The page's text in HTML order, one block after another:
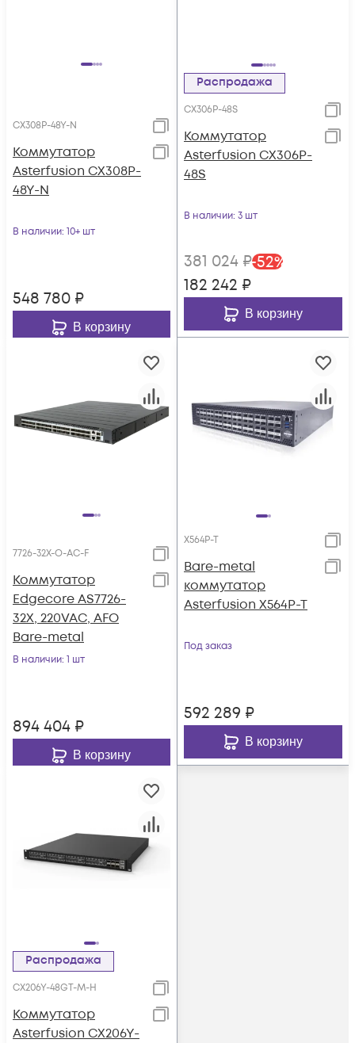
CX308P-48Y-N
Коммутатор
Asterfusion CX308P-
48Y-N
В наличии: 10+ шт
548 780 ₽
В корзину
Распродажа
CX306P-48S
Коммутатор
Asterfusion CX306P-
48S
В наличии: 3 шт
381 024 ₽-52%
182 242 ₽
В корзину
7726-32X-O-AC-F
Коммутатор
Edgecore AS7726-
32X, 220VAC, AFO
Bare-metal
В наличии: 1 шт
894 404 ₽
В корзину
X564P-T
Bare-metal
коммутатор
Asterfusion X564P-T
Под заказ
592 289 ₽
В корзину
Распродажа
CX206Y-48GT-M-H
Коммутатор
Asterfusion CX206Y-